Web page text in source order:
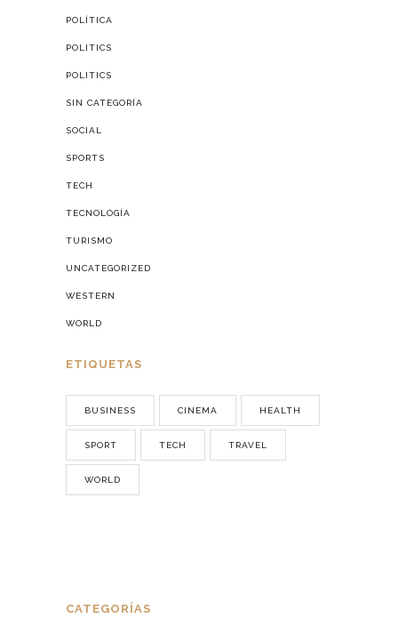
POLÍTICA
POLITICS
POLITICS
SIN CATEGORÍA
SOCIAL
SPORTS
TECH
TECNOLOGÍA
TURISMO
UNCATEGORIZED
WESTERN
WORLD
ETIQUETAS
BUSINESS CINEMA HEALTH
SPORT TECH TRAVEL
WORLD
CATEGORÍAS